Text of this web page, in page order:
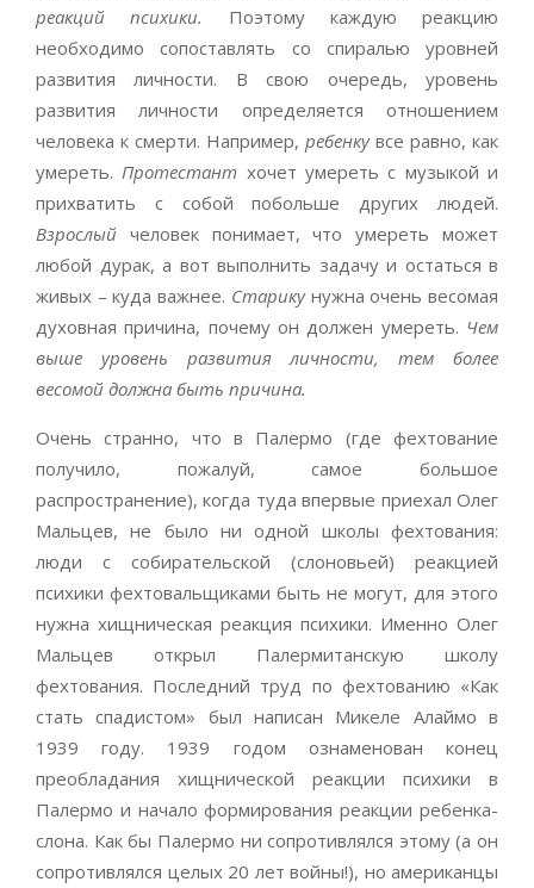
реакций психики.
Поэтому каждую реакцию
необходимо сопоставлять со спиралью уровней
развития личности. В свою очередь, уровень
развития личности определяется отношением
человека к смерти. Например, ребенкувсе равно, как
умереть. Протестант хочет умереть с музыкой и
прихватить с собой побольше других людей.
Взрослый человек понимает, что умереть может
любой дурак, а вот выполнить задачу и остаться в
живых – куда важнее. Старикунужна очень весомая
духовная причина, почему он должен умереть. Чем
выше уровень развития личности, тем более
весомой должна быть причина.
Очень странно, что в Палермо (где фехтование
получило, пожалуй, самое большое
распространение), когда туда впервые приехал Олег
Мальцев, не было ни одной школы фехтования:
люди с собирательской (слоновьей) реакцией
психики фехтовальщиками быть не могут, для этого
нужна хищническая реакция психики. Именно Олег
Мальцев открыл Палермитанскую школу
фехтования. Последний труд по фехтованию «Как
стать спадистом» был написан Микеле Алаймо в
1939 году. 1939 годом ознаменован конец
преобладания хищнической реакции психики в
Палермо и начало формирования реакции ребенка-
слона. Как бы Палермо ни сопротивлялся этому (а он
сопротивлялся целых 20 лет войны!), но американцы